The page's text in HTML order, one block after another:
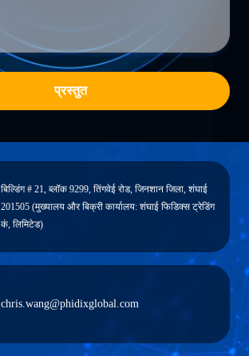
प्रस्तुत
बिल्डिंग # 21, ब्लॉक 9299, तिंगवेई रोड, जिनशान जिला, शंघाई
201505 (मुख्यालय और बिक्री कार्यालय: शंघाई फिडिक्स ट्रेडिंग
कं, लिमिटेड)
chris.wang@phidixglobal.com